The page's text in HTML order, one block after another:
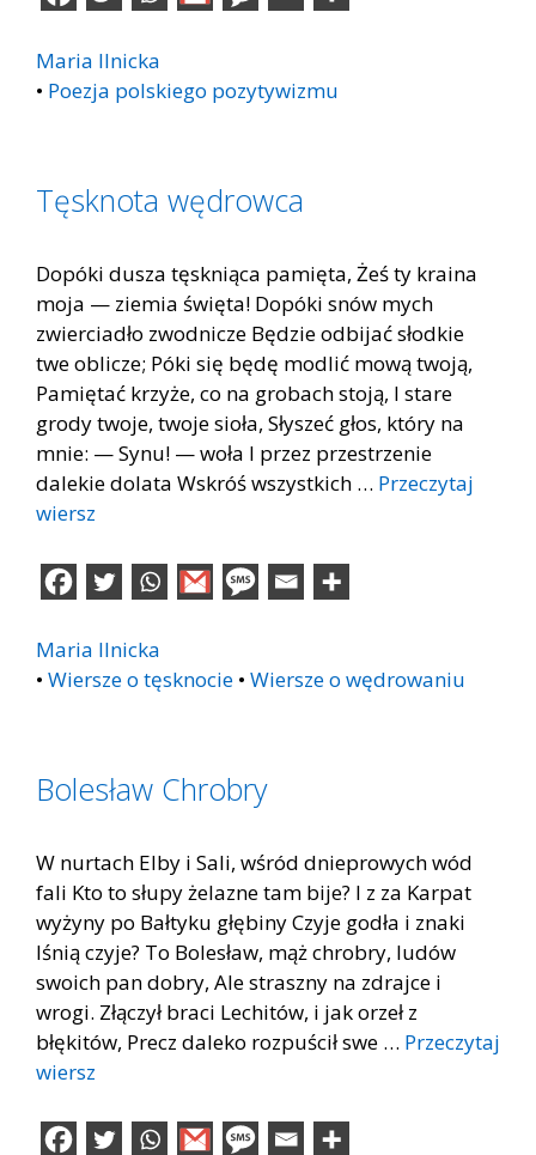
Maria Ilnicka
• Poezja polskiego pozytywizmu
Tęsknota wędrowca
Dopóki dusza tęskniąca pamięta, Żeś ty kraina
moja — ziemia święta! Dopóki snów mych
zwierciadło zwodnicze Będzie odbijać słodkie
twe oblicze; Póki się będę modlić mową twoją,
Pamiętać krzyże, co na grobach stoją, I stare
grody twoje, twoje sioła, Słyszeć głos, który na
mnie: — Synu! — woła I przez przestrzenie
dalekie dolata Wskróś wszystkich … Przeczytaj
wiersz
Maria Ilnicka
• Wiersze o tęsknocie • Wiersze o wędrowaniu
Bolesław Chrobry
W nurtach Elby i Sali, wśród dnieprowych wód
fali Kto to słupy żelazne tam bije? I z za Karpat
wyżyny po Bałtyku głębiny Czyje godła i znaki
lśnią czyje? To Bolesław, mąż chrobry, ludów
swoich pan dobry, Ale straszny na zdrajce i
wrogi. Złączył braci Lechitów, i jak orzeł z
błękitów, Precz daleko rozpuścił swe … Przeczytaj
wiersz